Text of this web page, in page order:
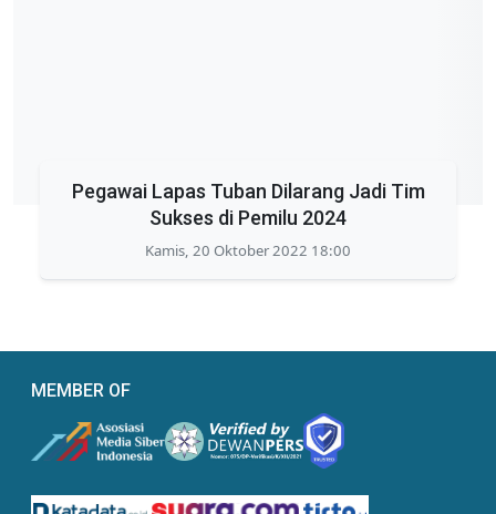
Pegawai Lapas Tuban Dilarang Jadi Tim
Sukses di Pemilu 2024
Kamis, 20 Oktober 2022 18:00
MEMBER OF